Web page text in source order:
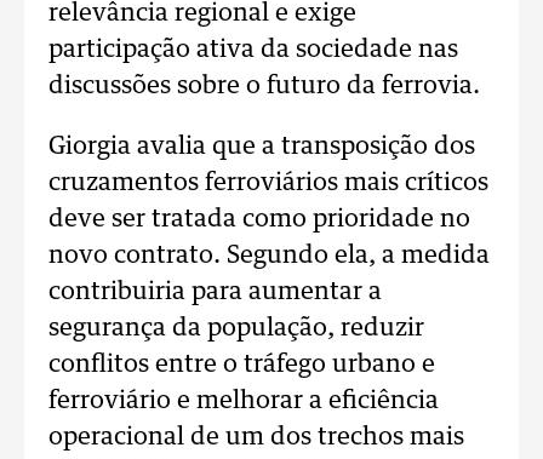
relevância regional e exige
participação ativa da sociedade nas
discussões sobre o futuro da ferrovia.
Giorgia avalia que a transposição dos
cruzamentos ferroviários mais críticos
deve ser tratada como prioridade no
novo contrato. Segundo ela, a medida
contribuiria para aumentar a
segurança da população, reduzir
conflitos entre o tráfego urbano e
ferroviário e melhorar a eficiência
operacional de um dos trechos mais